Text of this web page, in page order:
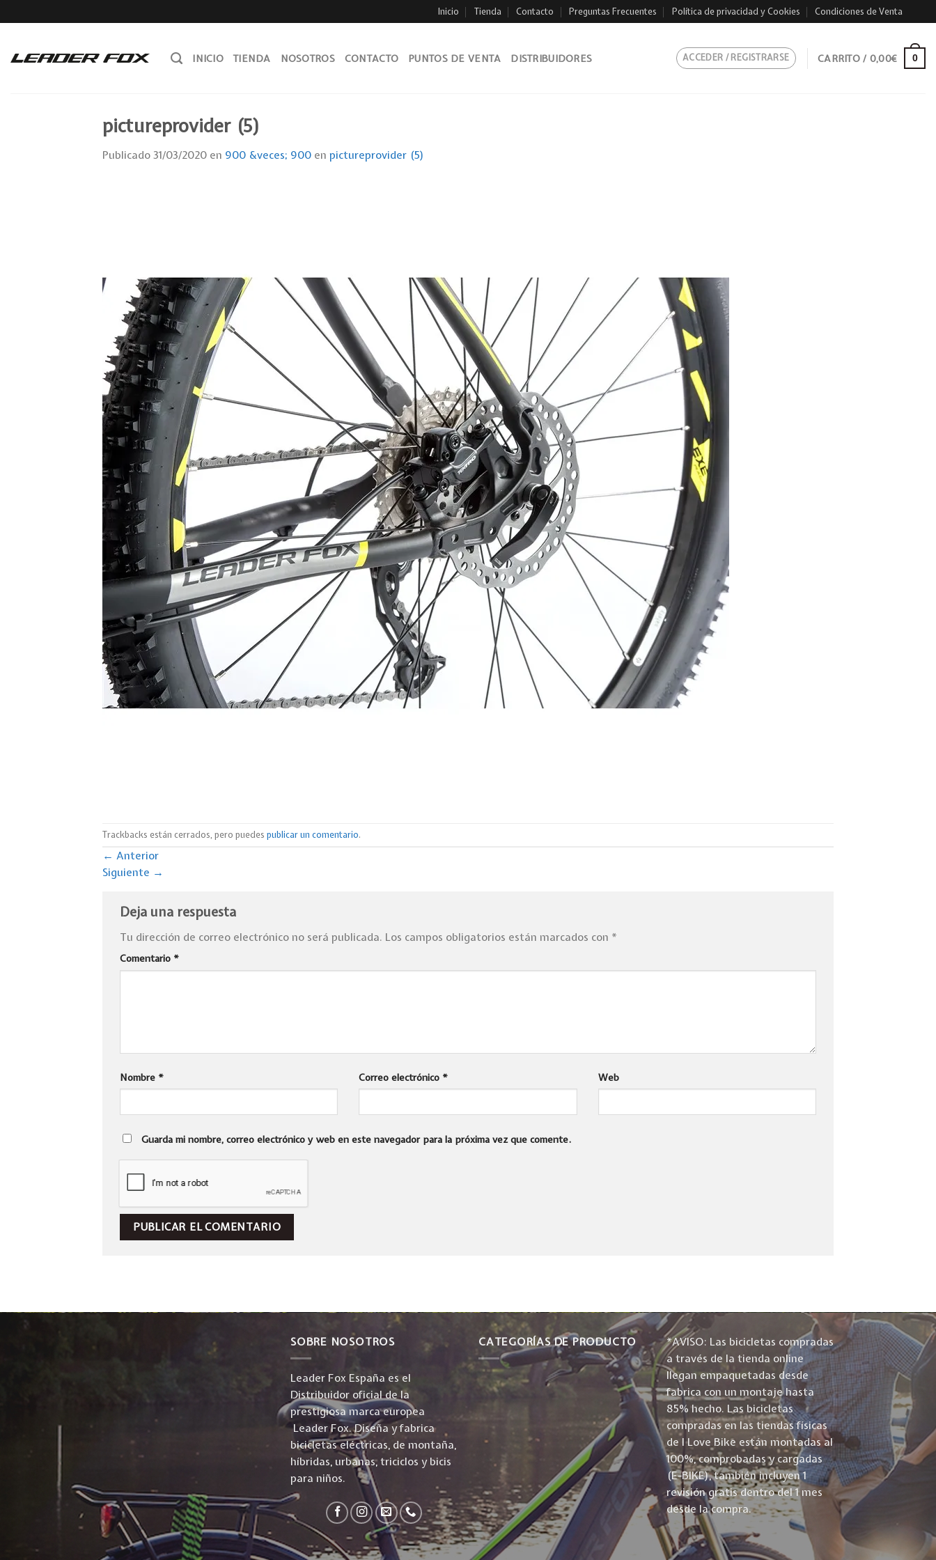
to
Inicio Tienda Contacto Preguntas Frecuentes Política de privacidad y Cookies Condiciones de Venta
INICIO TIENDA NOSOTROS CONTACTO PUNTOS DE VENTA DISTRIBUIDORES ACCEDER / REGISTRARSE CARRITO / 0,00€ 0
pictureprovider (5)
Publicado31/03/2020 en 900 &veces; 900 en pictureprovider (5)
Trackbacks están cerrados, pero puedes publicar un comentario.
← Anterior
Siguiente →
Deja una respuesta
Tu dirección de correo electrónico no será publicada. Los campos obligatorios están marcados con *
Comentario *
Nombre * Correo electrónico * Web
Guarda mi nombre, correo electrónico y web en este navegador para la próxima vez que comente.
SOBRE NOSOTROS
Leader Fox España es el
Distribuidor oficial de la
prestigiosa marca europea
Leader Fox. Diseña y fabrica
bicicletas eléctricas, de montaña,
híbridas, urbanas, triciclos y bicis
para niños.
CATEGORÍAS DE PRODUCTO
*AVISO: Las bicicletas compradas
a través de la tienda online
llegan empaquetadas desde
fabrica con un montaje hasta
85% hecho. Las bicicletas
compradas en las tiendas físicas
de I Love Bike están montadas al
100%, comprobadas y cargadas
(E-BIKE), también incluyen 1
revisión gratis dentro del 1 mes
desde la compra.